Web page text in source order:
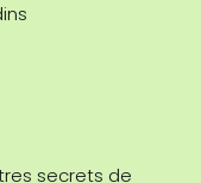
secrets de